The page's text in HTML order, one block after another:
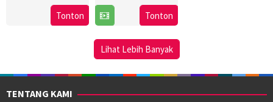
Tonton
Jan
2008
Stephen
Chow
Tonton
Lihat Lebih Banyak
TENTANG KAMI